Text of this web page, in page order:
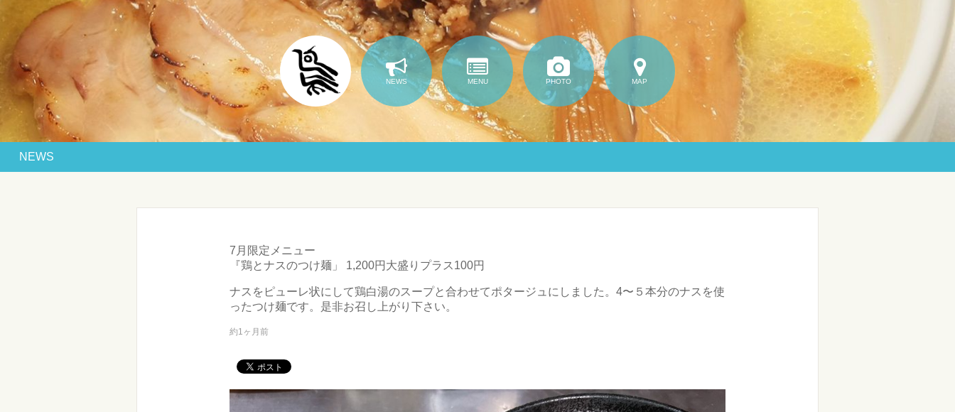
NEWS MENU PHOTO MAP
NEWS
7月限定メニュー
『鶏とナスのつけ麺」 1,200円大盛りプラス100円
ナスをピューレ状にして鶏白湯のスープと合わせてポタージュにしました。4〜５本分のナスを使
ったつけ麺です。是非お召し上がり下さい。
約1ヶ月前